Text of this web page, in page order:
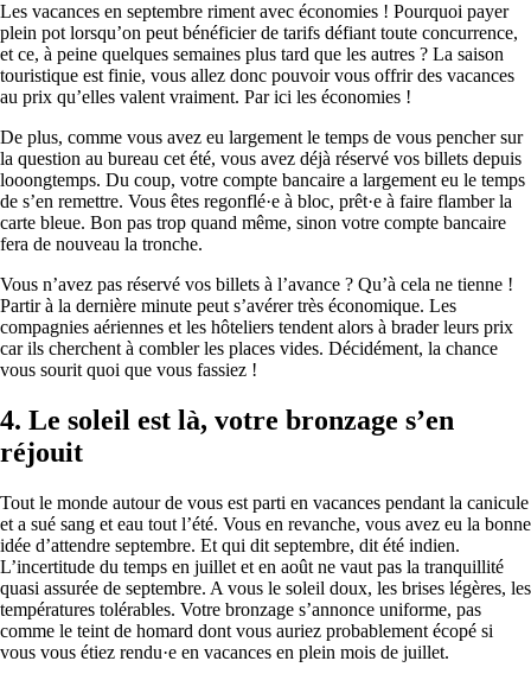
Les vacances en septembre riment avec économies ! Pourquoi payer
plein pot lorsqu’on peut bénéficier de tarifs défiant toute concurrence,
et ce, à peine quelques semaines plus tard que les autres ? La saison
touristique est finie, vous allez donc pouvoir vous offrir des vacances
au prix qu’elles valent vraiment. Par ici les économies !
De plus, comme vous avez eu largement le temps de vous pencher sur
la question au bureau cet été, vous avez déjà réservé vos billets depuis
looongtemps. Du coup, votre compte bancaire a largement eu le temps
de s’en remettre. Vous êtes regonflé·e à bloc, prêt·e à faire flamber la
carte bleue. Bon pas trop quand même, sinon votre compte bancaire
fera de nouveau la tronche.
Vous n’avez pas réservé vos billets à l’avance ? Qu’à cela ne tienne !
Partir à la dernière minute peut s’avérer très économique. Les
compagnies aériennes et les hôteliers tendent alors à brader leurs prix
car ils cherchent à combler les places vides. Décidément, la chance
vous sourit quoi que vous fassiez !
4. Le soleil est là, votre bronzage s’en
réjouit
Tout le monde autour de vous est parti en vacances pendant la canicule
et a sué sang et eau tout l’été. Vous en revanche, vous avez eu la bonne
idée d’attendre septembre. Et qui dit septembre, dit été indien.
L’incertitude du temps en juillet et en août ne vaut pas la tranquillité
quasi assurée de septembre. A vous le soleil doux, les brises légères, les
températures tolérables. Votre bronzage s’annonce uniforme, pas
comme le teint de homard dont vous auriez probablement écopé si
vous vous étiez rendu·e en vacances en plein mois de juillet.